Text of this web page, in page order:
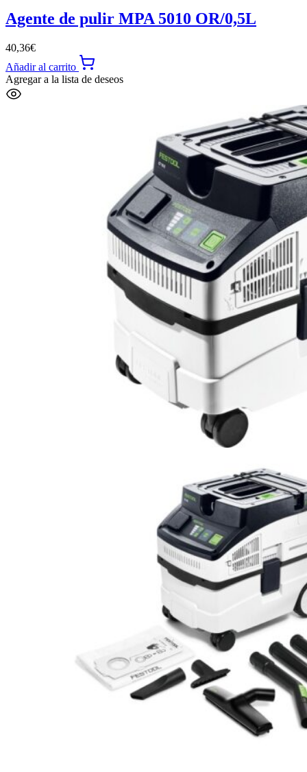
Agente de pulir MPA 5010 OR/0,5L
40,36€
Añadir al carrito
Agregar a la lista de deseos